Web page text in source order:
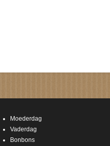
Moederdag
Vaderdag
Bonbons